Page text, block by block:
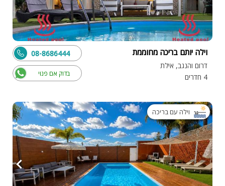
וילה יותם בריכה מחוממת
דרום והנגב, אילת
4 חדרים
בדוק אם פנוי
08-8686444
וילה עם בריכה